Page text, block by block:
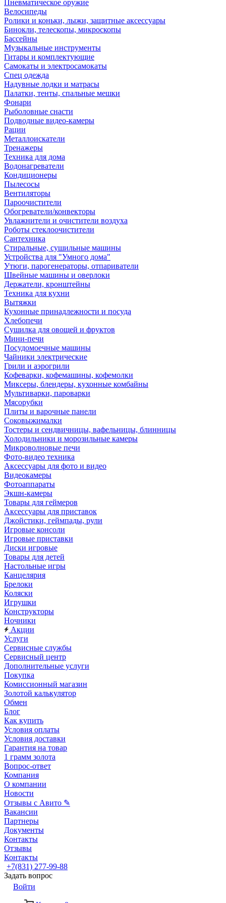
Пневматическое оружие
Велосипеды
Ролики и коньки, лыжи, защитные аксессуары
Бинокли, телескопы, микроскопы
Бассейны
Музыкальные инструменты
Гитары и комплектующие
Самокаты и электросамокаты
Спец одежда
Надувные лодки и матрасы
Палатки, тенты, спальные мешки
Фонари
Рыболовные снасти
Подводные видео-камеры
Рации
Металлоискатели
Тренажеры
Техника для дома
Водонагреватели
Кондиционеры
Пылесосы
Вентиляторы
Пароочистители
Обогреватели/конвекторы
Увлажнители и очистители воздуха
Роботы стеклоочистители
Сантехника
Стиральные, сушильные машины
Устройства для "Умного дома"
Утюги, парогенераторы, отпариватели
Швейные машины и оверлоки
Держатели, кронштейны
Техника для кухни
Вытяжки
Кухонные принадлежности и посуда
Хлебопечи
Сушилка для овощей и фруктов
Мини-печи
Посудомоечные машины
Чайники электрические
Грили и аэрогрили
Кофеварки, кофемашины, кофемолки
Миксеры, блендеры, кухонные комбайны
Мультиварки, пароварки
Мясорубки
Плиты и варочные панели
Соковыжималки
Тостеры и сендвичницы, вафельницы, блинницы
Холодильники и морозильные камеры
Микроволновые печи
Фото-видео техника
Аксессуары для фото и видео
Видеокамеры
Фотоаппараты
Экшн-камеры
Товары для геймеров
Аксессуары для приставок
Джойстики, геймпады, рули
Игровые консоли
Игровые приставки
Диски игровые
Товары для детей
Настольные игры
Канцелярия
Брелоки
Коляски
Игрушки
Конструкторы
Ночники
Акции
Услуги
Сервисные службы
Сервисный центр
Дополнительные услуги
Покупка
Комиссионный магазин
Золотой калькулятор
Обмен
Блог
Как купить
Условия оплаты
Условия доставки
Гарантия на товар
1 грамм золота
Вопрос-ответ
Компания
О компании
Новости
Отзывы с Авито ✎
Вакансии
Партнеры
Документы
Контакты
Отзывы
Контакты
+7(831) 277-99-88
Задать вопрос
Войти